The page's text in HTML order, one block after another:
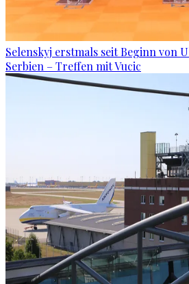
Selenskyj erstmals seit Beginn von
Serbien – Treffen mit Vucic